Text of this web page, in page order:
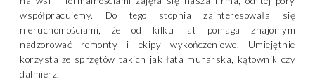
współpracujemy. Do tego stopnia zainteresowała się
nieruchomościami, że od kilku lat pomaga znajomym
nadzorować remonty i ekipy wykończeniowe. Umiejętnie
korzysta ze sprzętów takich jak łata murarska, kątownik czy
dalmierz.